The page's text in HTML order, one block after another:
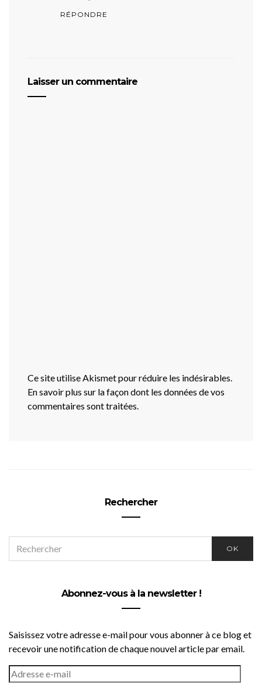
RÉPONDRE
Laisser un commentaire
Ce site utilise Akismet pour réduire les indésirables.
En savoir plus sur la façon dont les données de vos
commentaires sont traitées
Rechercher
FOR:
OK
Abonnez-vous à la newsletter !
Saisissez votre adresse e-mail pour vous abonner à ce blog et
recevoir une notification de chaque nouvel article par email.
ADRESSE
E-